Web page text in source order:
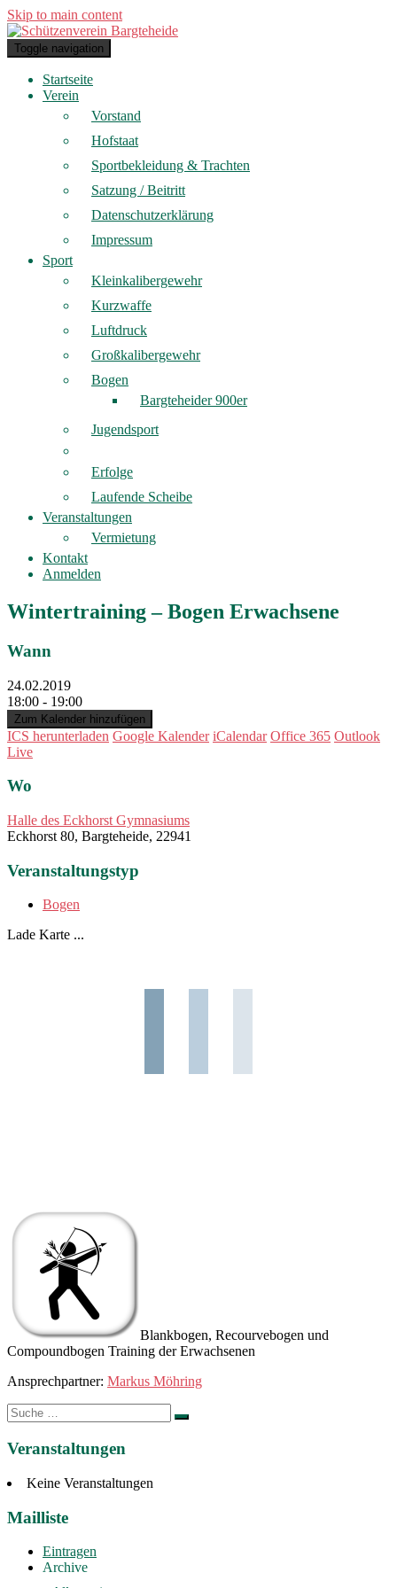
Skip to main content
Toggle navigation
Startseite
Verein
Vorstand
Hofstaat
Sportbekleidung & Trachten
Satzung / Beitritt
Datenschutzerklärung
Impressum
Sport
Kleinkalibergewehr
Kurzwaffe
Luftdruck
Großkalibergewehr
Bogen
Bargteheider 900er
Jugendsport
Erfolge
Laufende Scheibe
Veranstaltungen
Vermietung
Kontakt
Anmelden
Wintertraining – Bogen Erwachsene
Wann
24.02.2019
18:00 - 19:00
Zum Kalender hinzufügen
ICS herunterladen Google Kalender iCalendar Office 365 Outlook
Live
Wo
Halle des Eckhorst Gymnasiums
Eckhorst 80, Bargteheide, 22941
Veranstaltungstyp
Bogen
Lade Karte ...
Blankbogen, Recourvebogen und
Compoundbogen Training der Erwachsenen
Ansprechpartner: Markus Möhring
Suche
nach:
Veranstaltungen
Keine Veranstaltungen
Mailliste
Eintragen
Archive